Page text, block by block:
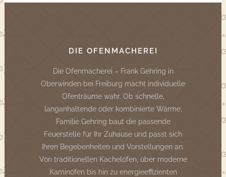
DIE OFENMACHEREI
Die Ofenmacherei – Frank Gehring in
Oberwinden bei Freiburg macht individuelle
Ofenträume wahr. Ob schnelle,
langanhaltende oder kombinierte Wärme,
Familie Gehring baut die passende
Feuerstelle für Ihr Zuhause und passt sich
Ihren Begebenheiten und Vorstellungen an.
Von traditionellen Kachelöfen, über moderne
Kaminöfen bis hin zu energieeffizienten